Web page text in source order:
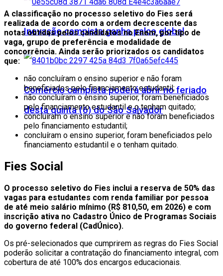
Inovação campista ganha palco global
Comércio campista poderá abrir no feriado
desta quinta (6) do São Salvador
A classificação no processo seletivo do Fies será
realizada de acordo com a ordem decrescente das
notas obtidas pelos candidatos no Enem, por tipo de
vaga, grupo de preferência e modalidade de
concorrência. Ainda serão priorizados os candidatos
que:
não concluíram o ensino superior e não foram
beneficiados pelo financiamento estudantil;
não concluíram o ensino superior, foram beneficiados
pelo financiamento estudantil e o tenham quitado;
concluíram o ensino superior e não foram beneficiados
pelo financiamento estudantil;
concluíram o ensino superior, foram beneficiados pelo
financiamento estudantil e o tenham quitado.
Fies Social
O processo seletivo do Fies inclui a reserva de 50% das
vagas para estudantes com renda familiar por pessoa
de até meio salário mínimo (R$ 810,50, em 2026) e com
inscrição ativa no Cadastro Único de Programas Sociais
do governo federal (CadÚnico).
Os pré-selecionados que cumprirem as regras do Fies Social
poderão solicitar a contratação do financiamento integral, com
cobertura de até 100% dos encargos educacionais.